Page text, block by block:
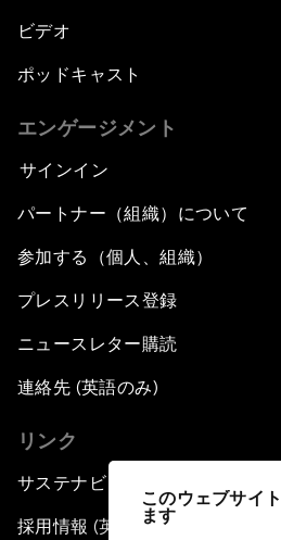
このウェブサイ
ます
ビデオ
ポッドキャスト
エンゲージメント
サインイン
パートナー（組織）について
参加する（個人、組織）
プレスリリース登録
ニュースレター購読
連絡先 (英語のみ)
リンク
サステナビリティへの取り組み
採用情報 (英語のみ)